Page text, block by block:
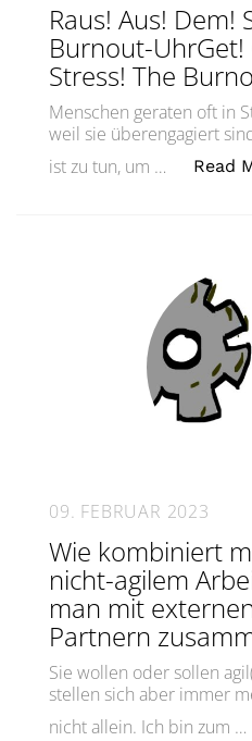
Raus! Aus! Dem!
Burnout-UhrGet!
Stress! The
Menschen geraten oft in
weil sie überengagiert
ist zu tun, um …
Read
09. FEBRUAR 2023
Wie kombiniert
nicht-agilem
man mit
Partnern
Sie wollen oder sollen
stellen sich aber immer
nicht allein. Ich bin zum …